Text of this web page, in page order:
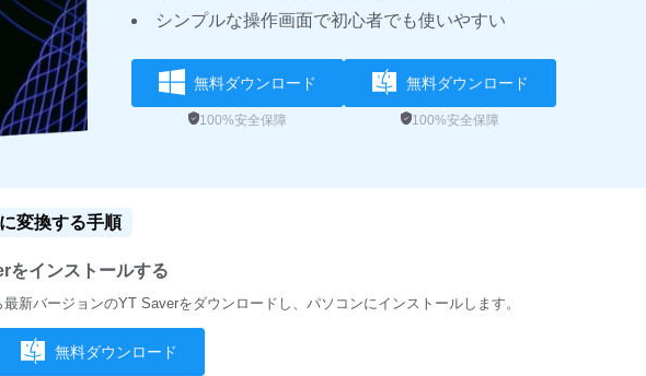
シンプルな操作画面で初心者でも使いやすい
無料ダウンロード
100%安全保障
無料ダウンロード
100%安全保障
変換する手順
をインストールする
新バージョンのYT Saverをダウンロードし、パソコンにインストールします。
無料ダウンロード